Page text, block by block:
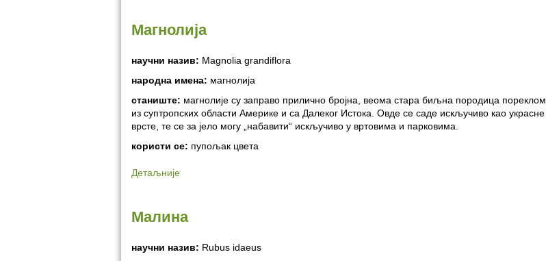
Магнолија
научни назив: Magnolia grandiflora
народна имена: магнолија
станиште: магнолије су заправо прилично бројна, веома стара биљна породица пореклом
из суптропских области Америке и са Далеког Истока. Овде се саде искључиво као украсне
врсте, те се за јело могу „набавити“ искључиво у вртовима и парковима.
користи се: пупољак цвета
Детаљније
Малина
научни назив: Rubus idaeus